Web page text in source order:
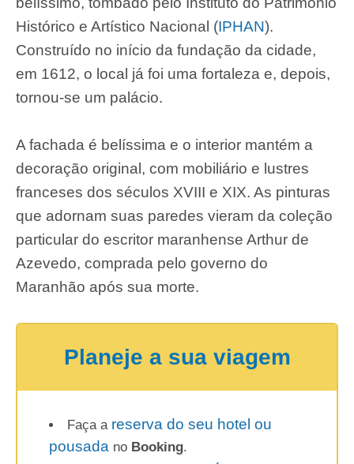
Histórico e Artístico Nacional (IPHAN).
Construído no início da fundação da cidade,
em 1612, o local já foi uma fortaleza e, depois,
tornou-se um palácio.
A fachada é belíssima e o interior mantém a
decoração original, com mobiliário e lustres
franceses dos séculos XVIII e XIX. As pinturas
que adornam suas paredes vieram da coleção
particular do escritor maranhense Arthur de
Azevedo, comprada pelo governo do
Maranhão após sua morte.
Planeje a sua viagem
Faça a reserva do seu hotel ou
pousada no Booking.